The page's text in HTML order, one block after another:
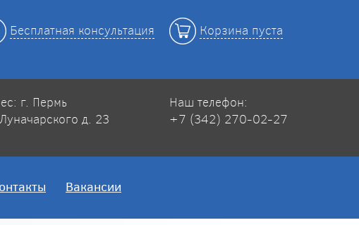
Бесплатная консультация Корзина пуста
г. Пермь
д. 23
Наш телефон:
+7 (342) 270-02-27
Вакансии